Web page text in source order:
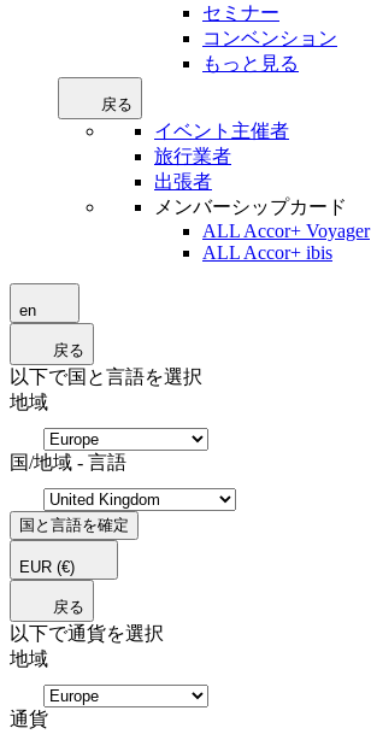
セミナー
コンベンション
もっと見る
戻る
イベント主催者
旅行業者
出張者
メンバーシップカード
ALL Accor+ Voyager
ALL Accor+ ibis
en
戻る
以下で国と言語を選択
地域
国/地域 - 言語
国と言語を確定
EUR (€)
戻る
以下で通貨を選択
地域
通貨